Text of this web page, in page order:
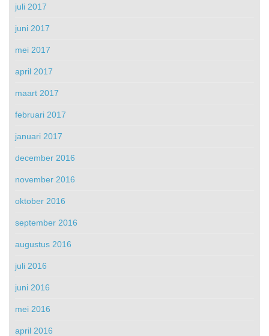
juli 2017
juni 2017
mei 2017
april 2017
maart 2017
februari 2017
januari 2017
december 2016
november 2016
oktober 2016
september 2016
augustus 2016
juli 2016
juni 2016
mei 2016
april 2016